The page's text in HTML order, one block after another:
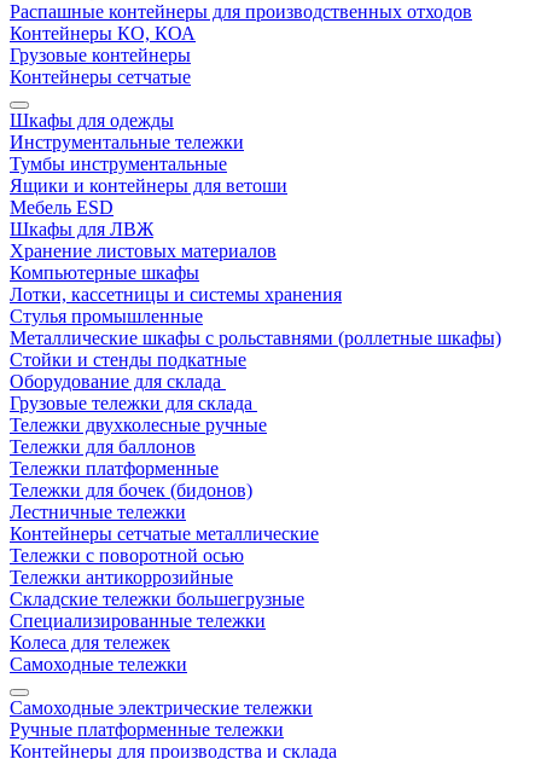
Распашные контейнеры для производственных отходов
Контейнеры КО, КОА
Грузовые контейнеры
Контейнеры сетчатые
Шкафы для одежды
Инструментальные тележки
Тумбы инструментальные
Ящики и контейнеры для ветоши
Мебель ESD
Шкафы для ЛВЖ
Хранение листовых материалов
Компьютерные шкафы
Лотки, кассетницы и системы хранения
Стулья промышленные
Металлические шкафы с рольставнями (роллетные шкафы)
Стойки и стенды подкатные
Оборудование для склада
Грузовые тележки для склада
Тележки двухколесные ручные
Тележки для баллонов
Тележки платформенные
Тележки для бочек (бидонов)
Лестничные тележки
Контейнеры сетчатые металлические
Тележки с поворотной осью
Тележки антикоррозийные
Складские тележки большегрузные
Специализированные тележки
Колеса для тележек
Самоходные тележки
Самоходные электрические тележки
Ручные платформенные тележки
Контейнеры для производства и склада